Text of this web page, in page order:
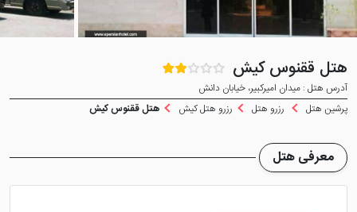
هتل ققنوس کیش
آدرس هتل : میدان امیرکبیر، خیابان دانش
پرشین هتل
رزرو هتل رزرو هتل کیش هتل ققنوس کیش
معرفی هتل